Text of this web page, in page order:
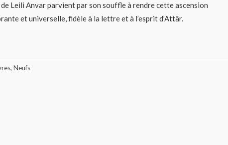
Leili Anvar parvient par son souffle à rendre cette ascension
et universelle, fidèle à la lettre et à l’esprit d’Attâr.
, Neufs